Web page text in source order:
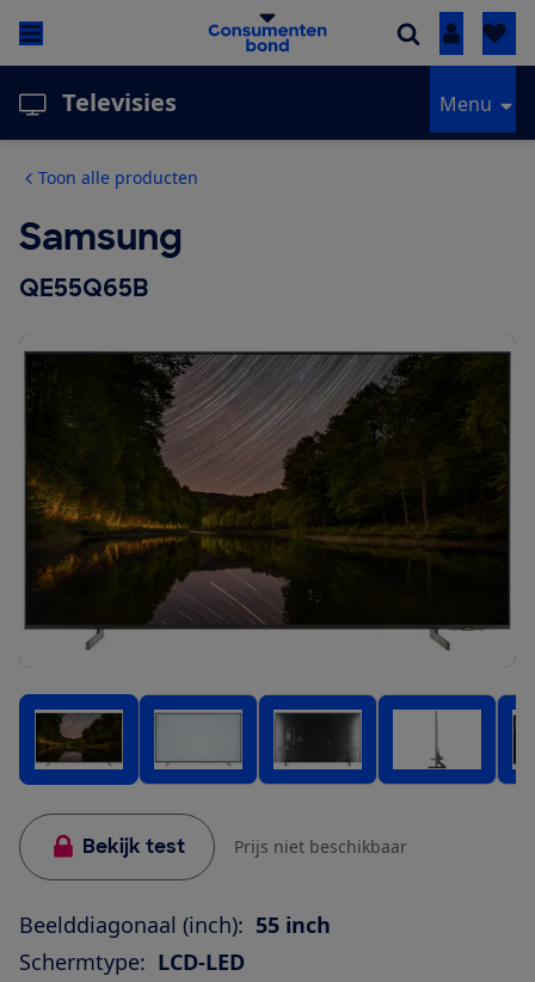
Inloggen
Televisies Menu
Toon alle producten
Samsung
QE55Q65B
Bekijk test Prijs niet beschikbaar
Beelddiagonaal (inch): 55 inch
Schermtype: LCD-LED